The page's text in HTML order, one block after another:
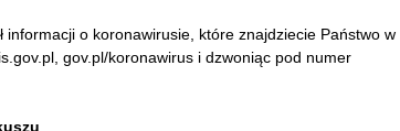
informacji o koronawirusie, które znajdziecie Państwo w
gov.pl/koronawirus i dzwoniąc pod numer